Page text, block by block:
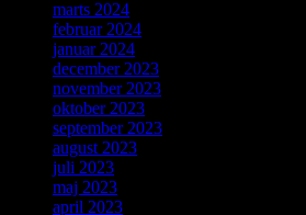
marts 2024
februar 2024
januar 2024
december 2023
november 2023
oktober 2023
september 2023
august 2023
juli 2023
maj 2023
april 2023